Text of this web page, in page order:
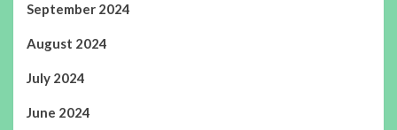
September 2024
August 2024
July 2024
June 2024